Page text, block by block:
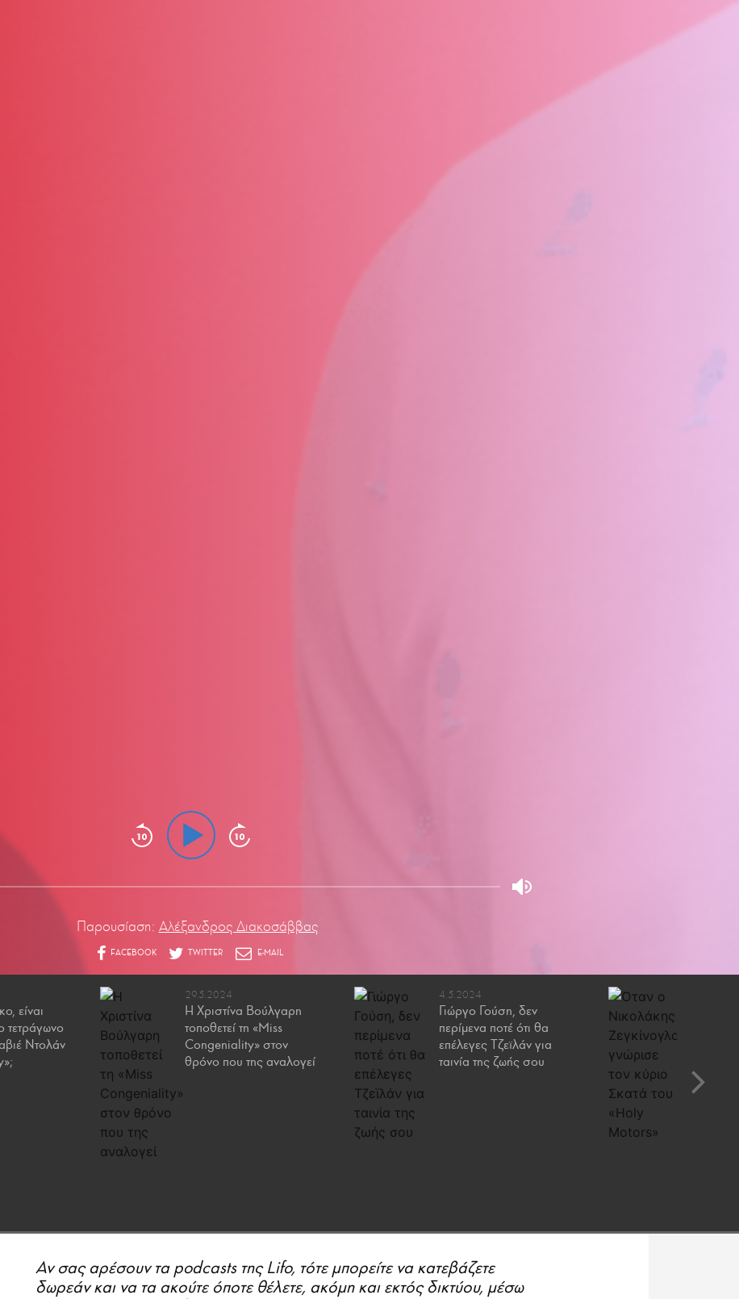
Παρουσίαση: Αλέξανδρος Διακοσάββας
είναι
τετράγωνο
Ντολάν
29.5.2024
Η Χριστίνα Βούλγαρη
τοποθετεί τη «Miss
Congeniality» στον
θρόνο που της αναλογεί
4.5.2024
Γιώργο Γούση, δεν
περίμενα ποτέ ότι θα
επέλεγες Τζεϊλάν για
ταινία της ζωής σου
Αν σας αρέσουν τα podcasts της Lifo, τότε μπορείτε να κατεβάζετε
δωρεάν και να τα ακούτε όποτε θέλετε, ακόμη και εκτός δικτύου, μέσω